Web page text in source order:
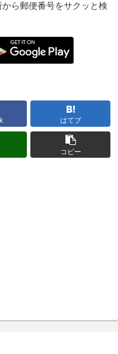
ら郵便番号をサクッと検
はてブ
コピー